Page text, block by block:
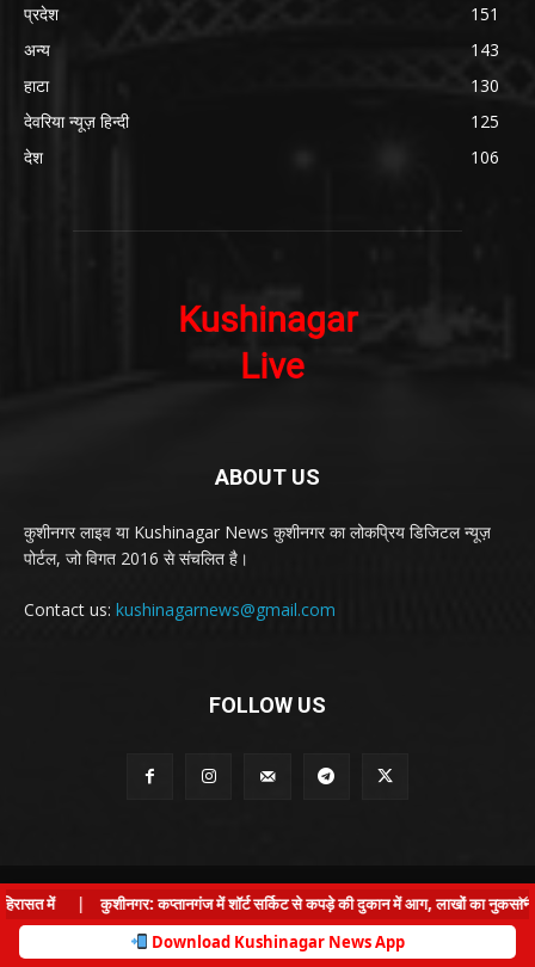
प्रदेश
151
अन्य
143
हाटा
130
देवरिया न्यूज़ हिन्दी
125
देश
106
ABOUT US
कुशीनगर लाइव या Kushinagar News कुशीनगर का लोकप्रिय डिजिटल न्यूज़
पोर्टल, जो विगत 2016 से संचलित है।
Contact us: kushinagarnews@gmail.com
FOLLOW US
© Kushinagar Live - 2022
Home About us Privacy Policy Contact us
×
में कुशीनगर: कप्तानगंज में शॉर्ट सर्किट से कपड़े की दुकान में आग, लाखों का नुकसान
Download Kushinagar News App